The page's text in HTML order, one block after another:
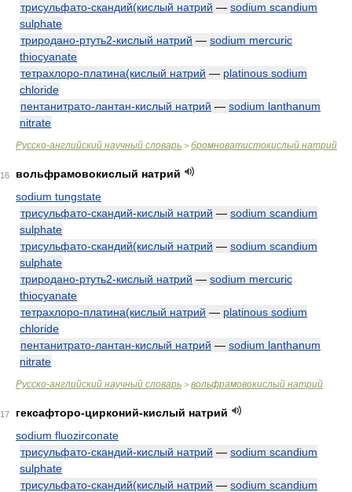
трисульфато-скандий(кислый натрий — sodium scandium
sulphate
триродано-ртуть2-кислый натрий — sodium mercuric
thiocyanate
тетрахлоро-платина(кислый натрий — platinous sodium
chloride
пентанитрато-лантан-кислый натрий — sodium lanthanum
nitrate
Русско-английский научный словарь > бромноватистокислый натрий
16
вольфрамовокислый натрий
sodium tungstate
трисульфато-скандий-кислый натрий — sodium scandium
sulphate
трисульфато-скандий(кислый натрий — sodium scandium
sulphate
триродано-ртуть2-кислый натрий — sodium mercuric
thiocyanate
тетрахлоро-платина(кислый натрий — platinous sodium
chloride
пентанитрато-лантан-кислый натрий — sodium lanthanum
nitrate
Русско-английский научный словарь > вольфрамовокислый натрий
17
гексафторо-цирконий-кислый натрий
sodium fluozirconate
трисульфато-скандий-кислый натрий — sodium scandium
sulphate
трисульфато-скандий(кислый натрий — sodium scandium